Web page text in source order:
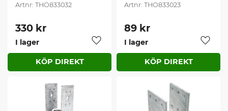
THO833032
330 kr
Lägg till i favoriter
I lager
THO833023
89 kr
Lägg
I lager